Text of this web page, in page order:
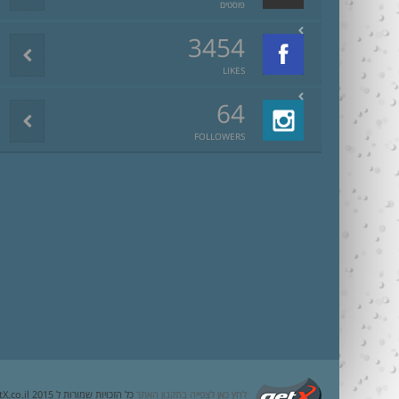
פוסטים
3454
LIKES
64
FOLLOWERS
לחץ כאן לצפייה בתקנון האתר כל הזכויות שמורות ל getX.co.il 2015